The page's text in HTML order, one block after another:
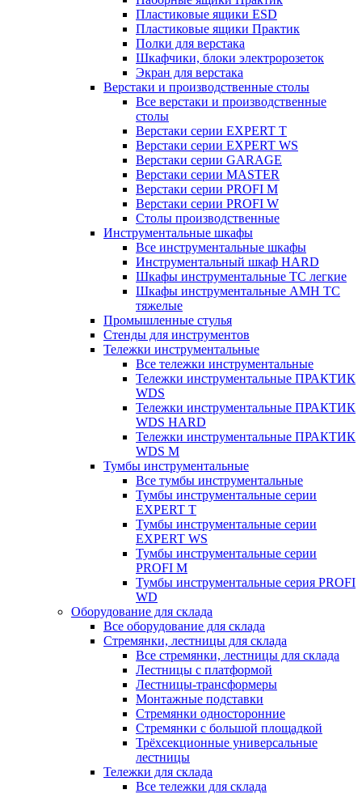
Пластиковые ящики ESD
Пластиковые ящики Практик
Полки для верстака
Шкафчики, блоки электророзеток
Экран для верстака
Верстаки и производственные столы
Все верстаки и производственные
столы
Верстаки серии EXPERT T
Верстаки серии EXPERT WS
Верстаки серии GARAGE
Верстаки серии MASTER
Верстаки серии PROFI M
Верстаки серии PROFI W
Столы производственные
Инструментальные шкафы
Все инструментальные шкафы
Инструментальный шкаф HARD
Шкафы инструментальные ТС легкие
Шкафы инструментальные AMH TC
тяжелые
Промышленные стулья
Стенды для инструментов
Тележки инструментальные
Все тележки инструментальные
Тележки инструментальные ПРАКТИК
WDS
Тележки инструментальные ПРАКТИК
WDS HARD
Тележки инструментальные ПРАКТИК
WDS M
Тумбы инструментальные
Все тумбы инструментальные
Тумбы инструментальные серии
EXPERT T
Тумбы инструментальные серии
EXPERT WS
Тумбы инструментальные серии
PROFI M
Тумбы инструментальные серия PROFI
WD
Оборудование для склада
Все оборудование для склада
Стремянки, лестницы для склада
Все стремянки, лестницы для склада
Лестницы с платформой
Лестницы-трансформеры
Монтажные подставки
Стремянки односторонние
Стремянки с большой площадкой
Трёхсекционные универсальные
лестницы
Тележки для склада
Все тележки для склада